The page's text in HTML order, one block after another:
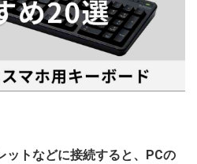
ットなどに接続すると、PCの